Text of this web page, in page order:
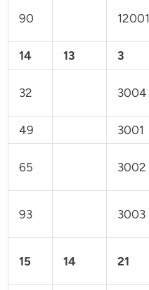
90 12001
14 13 3
32 3004
49 3001
65 3002
93 3003
15 14 21